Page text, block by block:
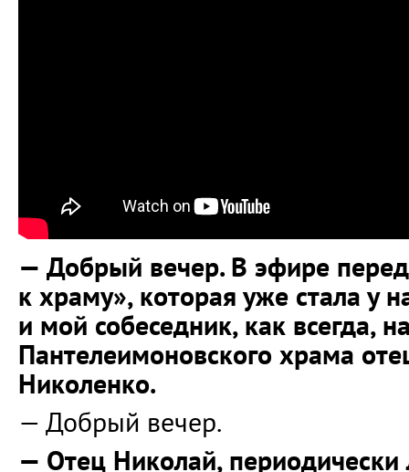
— Добрый вечер. В эфире
к храму», которая уже стала у
и мой собеседник, как всегда,
Пантелеимоновского храма
Николенко.
— Добрый вечер.
— Отец Николай,